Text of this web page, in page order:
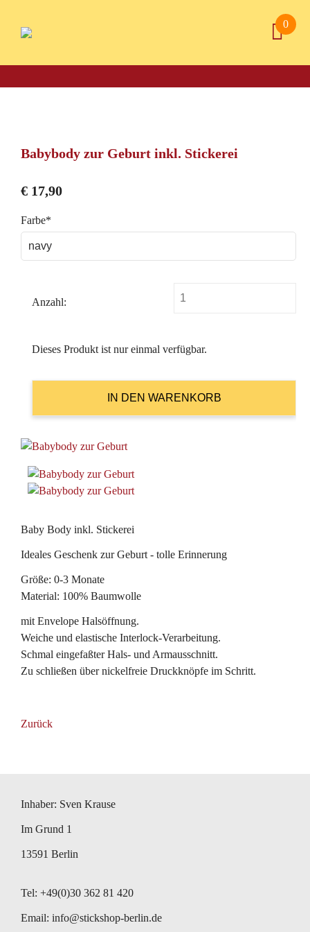
0
Baby Body inkl. Stickerei
Ideales Geschenk zur Geburt - tolle Erinnerung
Größe: 0-3 Monate
Material: 100% Baumwolle
mit Envelope Halsöffnung.
Weiche und elastische Interlock-Verarbeitung.
Schmal eingefaßter Hals- und Armausschnitt.
Zu schließen über nickelfreie Druckknöpfe im Schritt.
Babybody zur Geburt inkl. Stickerei
€ 17,90
Pflichtfeld
Farbe*
Anzahl:
Dieses Produkt ist nur einmal verfügbar.
Zurück
Inhaber: Sven Krause
Im Grund 1
13591 Berlin
Tel: +49(0)30 362 81 420
Email: info@stickshop-berlin.de